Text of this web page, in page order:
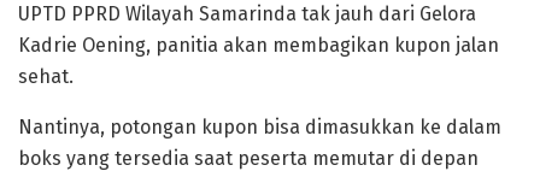
UPTD PPRD Wilayah Samarinda tak jauh dari Gelora
Kadrie Oening, panitia akan membagikan kupon jalan
sehat.
Nantinya, potongan kupon bisa dimasukkan ke dalam
boks yang tersedia saat peserta memutar di depan